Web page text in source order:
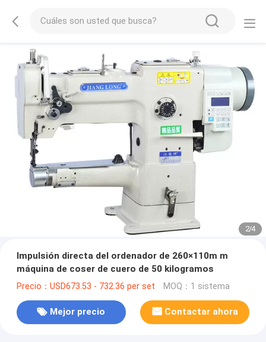
2/4
Impulsión directa del ordenador de 260×110m m
máquina de coser de cuero de 50 kilogramos
Precio：USD673.53 - 732.36 per set MOQ：1 sistema
Mejor precio Contactar ahora